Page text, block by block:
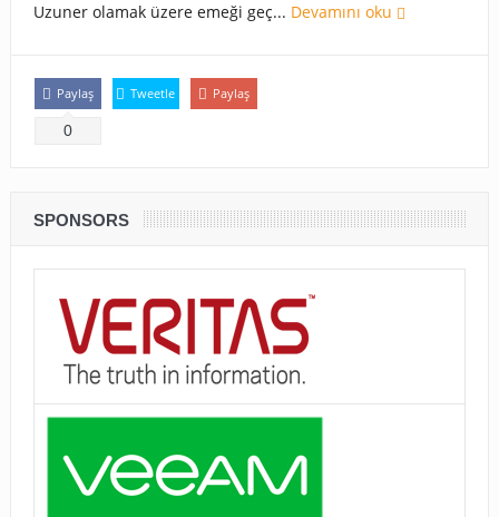
Uzuner olamak üzere emeği geç... Devamını oku
Paylaş
0
Tweetle Paylaş
SPONSORS